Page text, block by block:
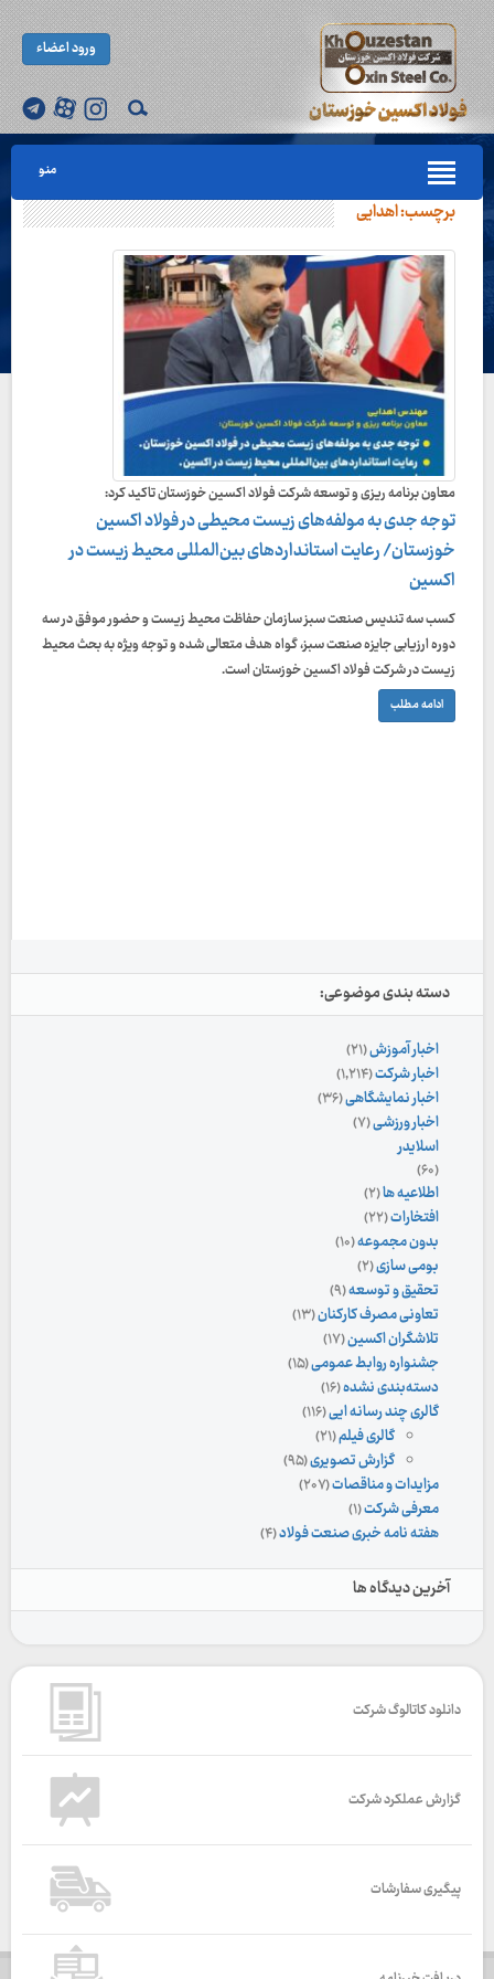
ورود اعضاء
منو
برچسب:اهدایی
معاون برنامه ریزی و توسعه شرکت فولاد اکسین خوزستان تاکید کرد:
توجه جدی به مولفه‌های زیست محیطی در فولاد اکسین
خوزستان/ رعایت استانداردهای بین‌المللی محیط زیست در
اکسین
کسب سه تندیس صنعت سبز سازمان حفاظت محیط زیست و حضور موفق در سه
دوره ارزیابی جایزه صنعت سبز، گواه هدف متعالی شده و توجه ویژه به بحث محیط
زیست در شرکت فولاد اکسین خوزستان است.
ادامه مطلب
دسته بندی موضوعی:
اخبار آموزش(۲۱)
اخبار شرکت(۱,۲۱۴)
اخبار نمایشگاهی(۳۶)
اخبار ورزشی(۷)
اسلایدر
(۶۰)
اطلاعیه ها(۲)
افتخارات(۲۲)
بدون مجموعه(۱۰)
بومی سازی(۲)
تحقیق و توسعه(۹)
تعاونی مصرف کارکنان(۱۳)
تلاشگران اکسین(۱۷)
جشنواره روابط عمومی(۱۵)
دسته‌بندی نشده(۱۶)
گالری چند رسانه ایی(۱۱۶)
گالری فیلم(۲۱)
گزارش تصویری(۹۵)
مزایدات و مناقصات(۲۰۷)
معرفی شرکت(۱)
هفته نامه خبری صنعت فولاد(۴)
آخرین دیدگاه ها
دانلود کاتالوگ شرکت
گزارش عملکرد شرکت
پیگیری سفارشات